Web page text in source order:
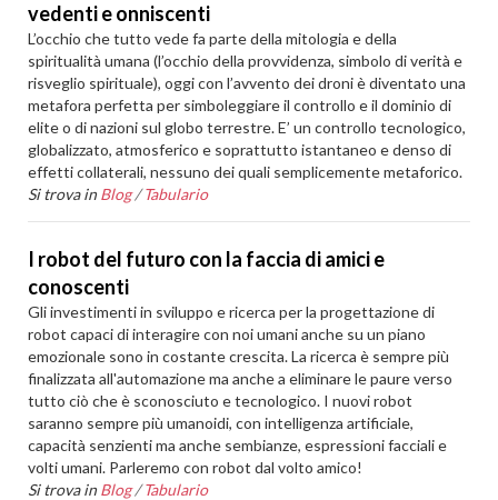
vedenti e onniscenti
L’occhio che tutto vede fa parte della mitologia e della
spiritualità umana (l’occhio della provvidenza, simbolo di verità e
risveglio spirituale), oggi con l’avvento dei droni è diventato una
metafora perfetta per simboleggiare il controllo e il dominio di
elite o di nazioni sul globo terrestre. E’ un controllo tecnologico,
globalizzato, atmosferico e soprattutto istantaneo e denso di
effetti collaterali, nessuno dei quali semplicemente metaforico.
Si trova in Blog /Tabulario
I robot del futuro con la faccia di amici e
conoscenti
Gli investimenti in sviluppo e ricerca per la progettazione di
robot capaci di interagire con noi umani anche su un piano
emozionale sono in costante crescita. La ricerca è sempre più
finalizzata all'automazione ma anche a eliminare le paure verso
tutto ciò che è sconosciuto e tecnologico. I nuovi robot
saranno sempre più umanoidi, con intelligenza artificiale,
capacità senzienti ma anche sembianze, espressioni facciali e
volti umani. Parleremo con robot dal volto amico!
Si trova in Blog /Tabulario